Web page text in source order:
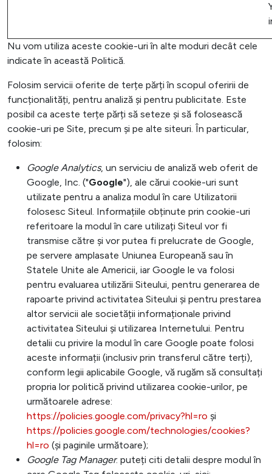
Nu vom utiliza aceste cookie-uri în alte moduri decât cele
indicate în această Politică.
Folosim servicii oferite de terțe părți în scopul oferirii de
funcționalități, pentru analiză și pentru publicitate. Este
posibil ca aceste terțe părți să seteze și să folosească
cookie-uri pe Site, precum și pe alte siteuri. În particular,
folosim:
Google Analytics, un serviciu de analiză web oferit de
Google, Inc. ("Google"), ale cărui cookie-uri sunt
utilizate pentru a analiza modul în care Utilizatorii
folosesc Siteul. Informațiile obținute prin cookie-uri
referitoare la modul în care utilizați Siteul vor fi
transmise către și vor putea fi prelucrate de Google,
pe servere amplasate Uniunea Europeană sau în
Statele Unite ale Americii, iar Google le va folosi
pentru evaluarea utilizării Siteului, pentru generarea de
rapoarte privind activitatea Siteului și pentru prestarea
altor servicii ale societății informaționale privind
activitatea Siteului și utilizarea Internetului. Pentru
detalii cu privire la modul în care Google poate folosi
aceste informații (inclusiv prin transferul către terți),
conform legii aplicabile Google, vă rugăm să consultați
propria lor politică privind utilizarea cookie-urilor, pe
următoarele adrese:
https://policies.google.com/privacy?hl=ro și
https://policies.google.com/technologies/cookies?
hl=ro (și paginile următoare);
Google Tag Manager: puteți citi detalii despre modul în